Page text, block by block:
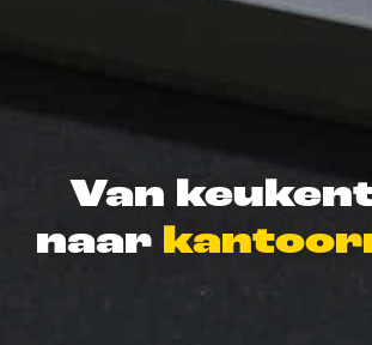
Van
naar